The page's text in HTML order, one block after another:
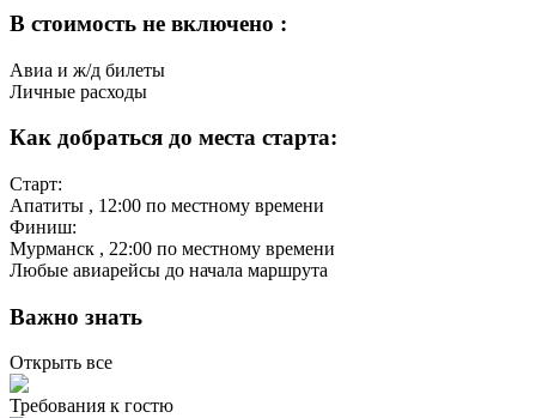
В стоимость не включено :
Авиа и ж/д билеты
Личные расходы
Как добраться до места старта:
Старт:
Апатиты , 12:00 по местному времени
Финиш:
Мурманск , 22:00 по местному времени
Любые авиарейсы до начала маршрута
Важно знать
Открыть все
Требования к гостю